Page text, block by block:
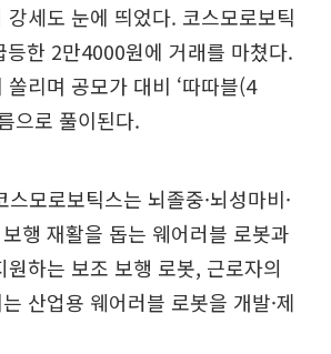
강세도 눈에 띄었다. 코스모로보틱
한 2만4000원에 거래를 마쳤다.
리며 공모가 대비 ‘따따블(4
으로 풀이된다.
모로보틱스는 뇌졸중·뇌성마비·
행 재활을 돕는 웨어러블 로봇과
원하는 보조 보행 로봇, 근로자의
산업용 웨어러블 로봇을 개발·제